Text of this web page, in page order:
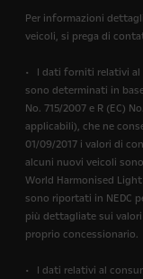
Per informazioni
veicoli, si prega di
• I dati forniti relativi al
sono determinati in
No. 715/2007 e R (EC)
applicabili), che ne
01/09/2017 i valori di
alcuni nuovi veicoli
World Harmonised
sono riportati in NEDC
più dettagliate sui
proprio concessionario.
• I dati relativi al